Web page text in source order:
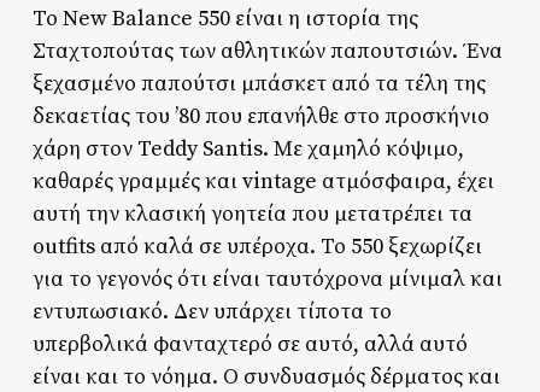
Το New Balance 550 είναι η ιστορία της
Σταχτοπούτας των αθλητικών παπουτσιών. Ένα
ξεχασμένο παπούτσι μπάσκετ από τα τέλη της
δεκαετίας του ’80 που επανήλθε στο προσκήνιο
χάρη στον Teddy Santis. Με χαμηλό κόψιμο,
καθαρές γραμμές και vintage ατμόσφαιρα, έχει
αυτή την κλασική γοητεία που μετατρέπει τα
outfits από καλά σε υπέροχα. Το 550 ξεχωρίζει
για το γεγονός ότι είναι ταυτόχρονα μίνιμαλ και
εντυπωσιακό. Δεν υπάρχει τίποτα το
υπερβολικά φανταχτερό σε αυτό, αλλά αυτό
είναι και το νόημα. Ο συνδυασμός δέρματος και